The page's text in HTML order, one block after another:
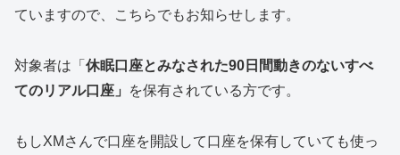
ていますので、こちらでもお知らせします。
対象者は「 休眠口座とみなされた90日間動きのないすべ
てのリアル口座」
を保有されている方です。
もしXMさんで口座を開設して口座を保有していても使っ